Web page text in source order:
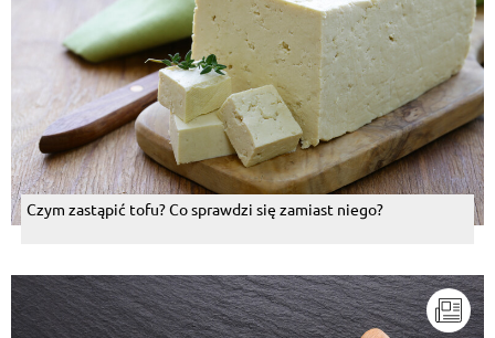
Czym zastąpić tofu? Co sprawdzi się zamiast niego?